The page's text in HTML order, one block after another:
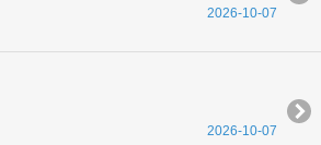
2026-10-07
2026-10-07